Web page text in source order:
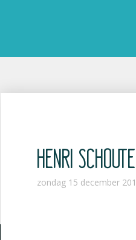
HENRI
zondag 15 december